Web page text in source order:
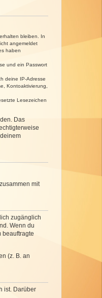
bleiben. In
angemeldet
haben
und ein Passwort
deine IP-Adresse
Kontoaktivierung,
Lesezeichen
Das
mit
zugänglich
Wenn du
beauftragte
(z. B. an
ist. Darüber